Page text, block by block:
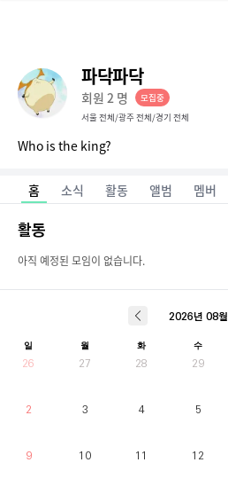
파닥파닥
회원 2 명
모집중
서울 전체/광주 전체/경기 전체
Who is the king?
홈 소식 활동 앨범 멤버
활동
아직 예정된 모임이 없습니다.
2026년 08월
일 월 화 수
26 27 28 29
2 3 4 5
9 10 11 12